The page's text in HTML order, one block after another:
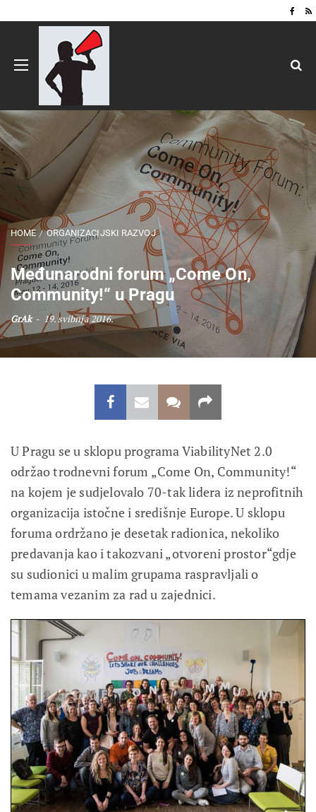
HOME ORGANIZACIJSKI RAZVOJ
Međunarodni forum „Come On,
Community!“ u Pragu
GrAk 19. svibnja 2016.
U Pragu se u sklopu programa ViabilityNet 2.0
održao trodnevni forum „Come On, Community!“
na kojem je sudjelovalo 70-tak lidera iz neprofitnih
organizacija istočne i središnje Europe. U sklopu
foruma ordržano je desetak radionica, nekoliko
predavanja kao i takozvani „otvoreni prostor“gdje
su sudionici u malim grupama raspravljali o
temama vezanim za rad u zajednici.